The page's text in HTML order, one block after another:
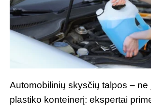
Automobilinių skysčių talpos – ne
plastiko konteinerį: ekspertai